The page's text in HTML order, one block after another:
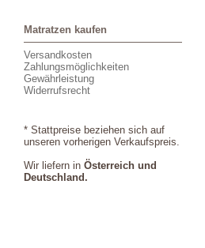
Matratzen kaufen
Versandkosten
Zahlungsmöglichkeiten
Gewährleistung
Widerrufsrecht
* Stattpreise beziehen sich auf
unseren vorherigen Verkaufspreis.
Wir liefern in Österreich und
Deutschland.